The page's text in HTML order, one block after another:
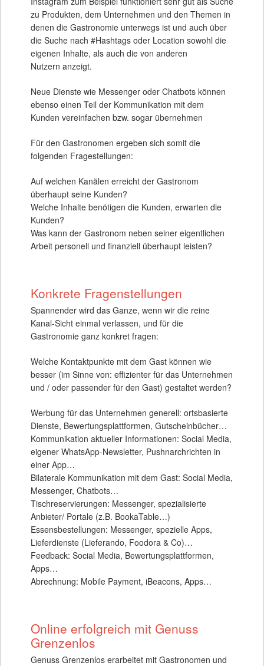
zu Produkten, dem Unternehmen und den Themen in
denen die Gastronomie unterwegs ist und auch über
die Suche nach #Hashtags oder Location sowohl die
eigenen Inhalte, als auch die von anderen
Nutzern anzeigt.
Neue Dienste wie Messenger oder Chatbots können
ebenso einen Teil der Kommunikation mit dem
Kunden vereinfachen bzw. sogar übernehmen
Für den Gastronomen ergeben sich somit die
folgenden Fragestellungen:
Auf welchen Kanälen erreicht der Gastronom
überhaupt seine Kunden?
Welche Inhalte benötigen die Kunden, erwarten die
Kunden?
Was kann der Gastronom neben seiner eigentlichen
Arbeit personell und finanziell überhaupt leisten?
Konkrete Fragenstellungen
Spannender wird das Ganze, wenn wir die reine
Kanal-Sicht einmal verlassen, und für die
Gastronomie ganz konkret fragen:
Welche Kontaktpunkte mit dem Gast können wie
besser (im Sinne von: effizienter für das Unternehmen
und / oder passender für den Gast) gestaltet werden?
Werbung für das Unternehmen generell: ortsbasierte
Dienste, Bewertungsplattformen, Gutscheinbücher…
Kommunikation aktueller Informationen: Social Media,
eigener WhatsApp-Newsletter, Pushnarchrichten in
einer App…
Bilaterale Kommunikation mit dem Gast: Social Media,
Messenger, Chatbots…
Tischreservierungen: Messenger, spezialisierte
Anbieter/ Portale (z.B. BookaTable…)
Essensbestellungen: Messenger, spezielle Apps,
Lieferdienste (Lieferando, Foodora & Co)…
Feedback: Social Media, Bewertungsplattformen,
Apps…
Abrechnung: Mobile Payment, iBeacons, Apps…
Online erfolgreich mit Genuss
Grenzenlos
Genuss Grenzenlos erarbeitet mit Gastronomen und